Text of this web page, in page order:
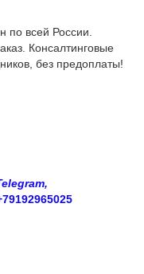
по всей России.
Консалтинговые
без предоплаты!